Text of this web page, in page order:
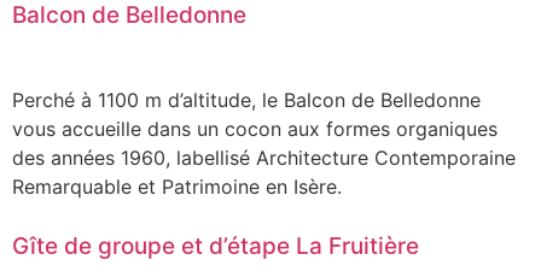
Balcon de Belledonne
Perché à 1100 m d’altitude, le Balcon de Belledonne
vous accueille dans un cocon aux formes organiques
des années 1960, labellisé Architecture Contemporaine
Remarquable et Patrimoine en Isère.
Gîte de groupe et d’étape La Fruitière